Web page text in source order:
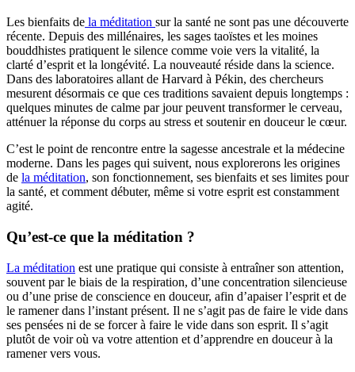
Les bienfaits de la méditation sur la santé ne sont pas une découverte
récente. Depuis des millénaires, les sages taoïstes et les moines
bouddhistes pratiquent le silence comme voie vers la vitalité, la
clarté d’esprit et la longévité. La nouveauté réside dans la science.
Dans des laboratoires allant de Harvard à Pékin, des chercheurs
mesurent désormais ce que ces traditions savaient depuis longtemps :
quelques minutes de calme par jour peuvent transformer le cerveau,
atténuer la réponse du corps au stress et soutenir en douceur le cœur.
C’est le point de rencontre entre la sagesse ancestrale et la médecine
moderne. Dans les pages qui suivent, nous explorerons les origines
de la méditation, son fonctionnement, ses bienfaits et ses limites pour
la santé, et comment débuter, même si votre esprit est constamment
agité.
Qu’est-ce que la méditation ?
La méditation est une pratique qui consiste à entraîner son attention,
souvent par le biais de la respiration, d’une concentration silencieuse
ou d’une prise de conscience en douceur, afin d’apaiser l’esprit et de
le ramener dans l’instant présent. Il ne s’agit pas de faire le vide dans
ses pensées ni de se forcer à faire le vide dans son esprit. Il s’agit
plutôt de voir où va votre attention et d’apprendre en douceur à la
ramener vers vous.